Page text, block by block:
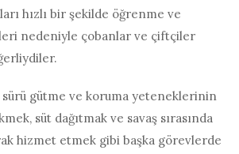
hızlı bir şekilde öğrenme ve
nedeniyle çobanlar ve çiftçiler
sürü gütme ve koruma yeteneklerinin
süt dağıtmak ve savaş sırasında
hizmet etmek gibi başka görevlerde